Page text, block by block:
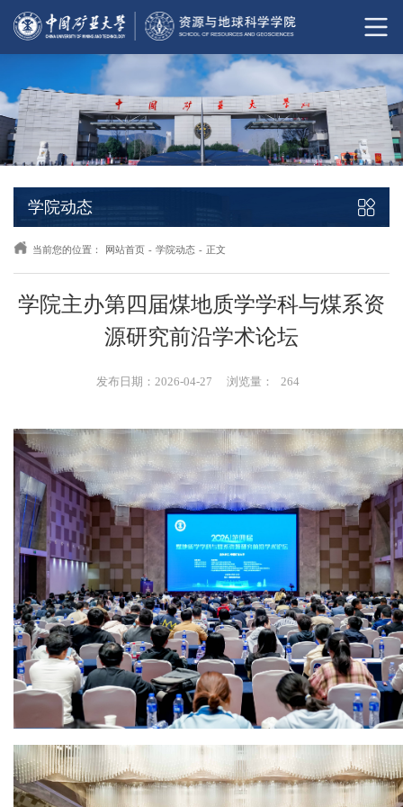
学院动态
当前您的位置： 网站首页 - 学院动态 - 正文
学院主办第四届煤地质学学科与煤系资
源研究前沿学术论坛
发布日期：2026-04-27 浏览量： 264